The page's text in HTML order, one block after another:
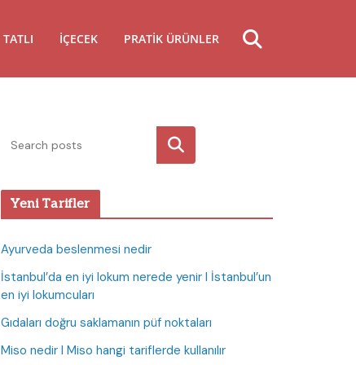
TATLI İÇECEK PRATIK ÜRÜNLER
Ara
Yeni Tarifler
Ayurveda beslenmesi nedir
İstanbul’da en iyi lokum nerede yenir I İstanbul’un
en iyi lokumcuları
Gıdaları doğru saklamanın püf noktaları
Miso nedir I Miso hangi tariflerde kullanılır